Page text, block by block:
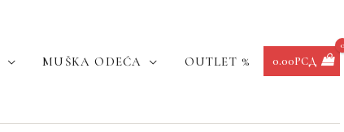
MUŠKA ODEĆA OUTLET % 0.00РСД